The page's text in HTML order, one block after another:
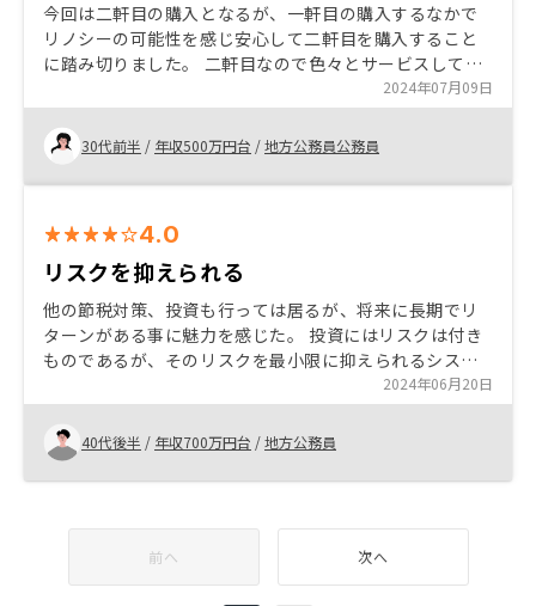
今回は二軒目の購入となるが、一軒目の購入するなかで
リノシーの可能性を感じ安心して二軒目を購入すること
に踏み切りました。 二軒目なので色々とサービスしても
らいありがたかったです。業界大手という安心感があり
ます。
2024年07月09日
30代前半 / 年収500万円台 /地方公務員公務員
4.0
リスクを抑えられる
他の節税対策、投資も行っては居るが、将来に長期でリ
ターンがある事に魅力を感じた。 投資にはリスクは付き
ものであるが、そのリスクを最小限に抑えられるシステ
ムになっており、不安を取り除くことができた。 高額な
ローンにもなってしまうので、リスクを抑えられること
は安心になる。
2024年06月20日
40代後半 / 年収700万円台 /地方公務員
前へ 次へ